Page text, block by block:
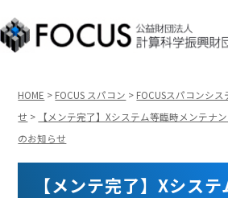
HOME > FOCUS スパコン > FOCUSスパコンシ
せ >
【メンテ完了】Xシステム等臨時メンテナ
のお知らせ
【メンテ完了】Xシス